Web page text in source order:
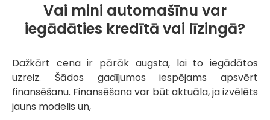
Vai mini automašīnu var
iegādāties kredītā vai līzingā?
Dažkārt cena ir pārāk augsta, lai to iegādātos
uzreiz. Šādos gadījumos iespējams apsvērt
finansēšanu. Finansēšana var būt aktuāla, ja izvēlēts
jauns modelis un,